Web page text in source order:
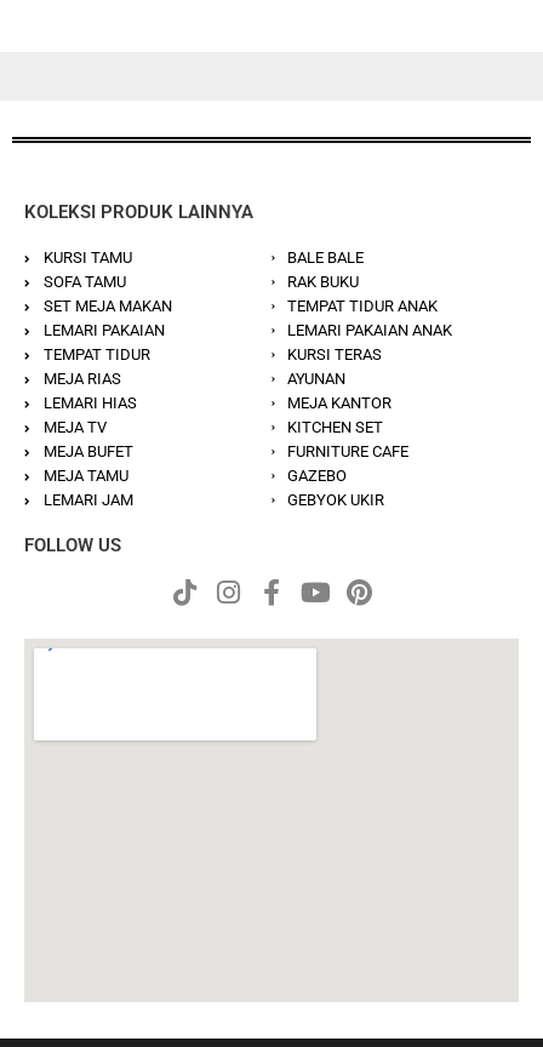
KOLEKSI PRODUK LAINNYA
KURSI TAMU
SOFA TAMU
SET MEJA MAKAN
LEMARI PAKAIAN
TEMPAT TIDUR
MEJA RIAS
LEMARI HIAS
MEJA TV
MEJA BUFET
MEJA TAMU
LEMARI JAM
BALE BALE
RAK BUKU
TEMPAT TIDUR ANAK
LEMARI PAKAIAN ANAK
KURSI TERAS
AYUNAN
MEJA KANTOR
KITCHEN SET
FURNITURE CAFE
GAZEBO
GEBYOK UKIR
FOLLOW US